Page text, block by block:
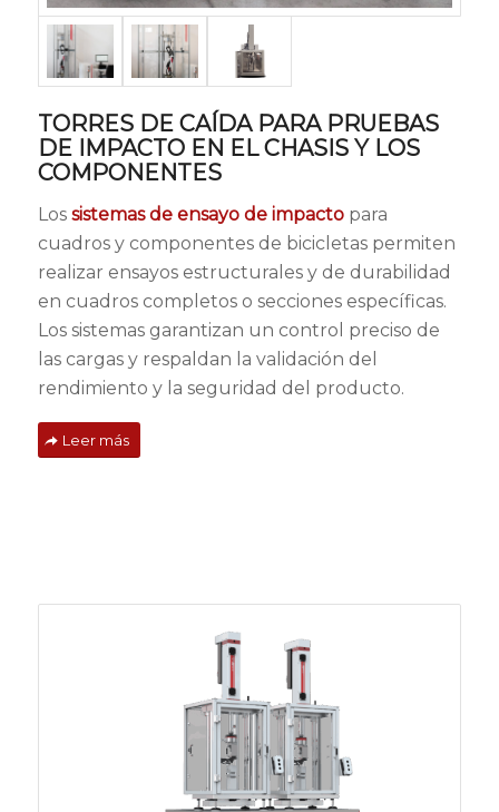
TORRES DE CAÍDA PARA PRUEBAS
DE IMPACTO EN EL CHASIS Y LOS
COMPONENTES
Los sistemas de ensayo de impacto para
cuadros y componentes de bicicletas permiten
realizar ensayos estructurales y de durabilidad
en cuadros completos o secciones específicas.
Los sistemas garantizan un control preciso de
las cargas y respaldan la validación del
rendimiento y la seguridad del producto.
Leer más